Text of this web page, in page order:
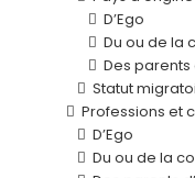
D’Ego
Du ou de la
Des parents
Statut
Professions et
D’Ego
Du ou de la